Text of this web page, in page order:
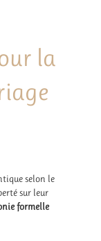
la
selon le
sur leur
formelle